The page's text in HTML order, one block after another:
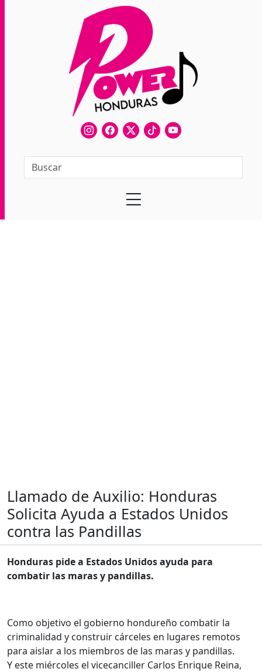
Llamado de Auxilio: Honduras
Solicita Ayuda a Estados Unidos
contra las Pandillas
Honduras pide a Estados Unidos ayuda para
combatir las maras y pandillas.
Como objetivo el gobierno hondureño combatir la
criminalidad y construir cárceles en lugares remotos
para aislar a los miembros de las maras y pandillas.
Y este miércoles el vicecanciller Carlos Enrique Reina,